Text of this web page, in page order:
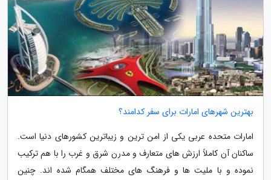
بهترین شهرهای امارات برای سفر کدامند؟
امارات متحده عربی یکی از امن ترین و زیباترین کشورهای دنیا است.
ساکنان آن کاملاً ارزش های متعارف و مدرن شرق و غرب را با هم ترکیب
نموده و با ملیت ها و فرهنگ های مختلف همگام شده اند. چنین